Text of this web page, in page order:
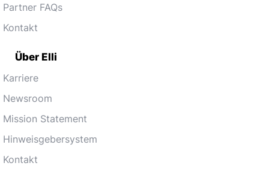
Partner FAQs
Kontakt
Über Elli
Karriere
Newsroom
Mission Statement
Hinweisgebersystem
Kontakt